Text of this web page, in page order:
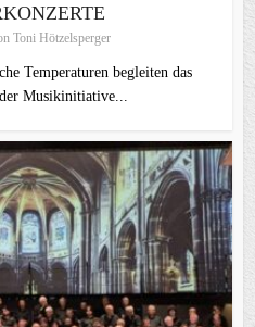
Toni Hötzelsperger
Temperaturen begleiten das
Musikinitiative...